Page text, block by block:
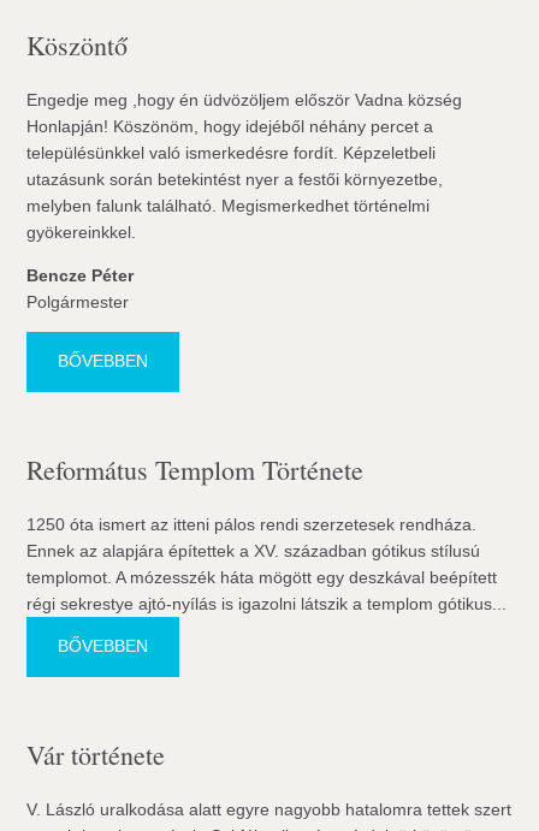
Köszöntő
Engedje meg ,hogy én üdvözöljem először Vadna község
Honlapján! Köszönöm, hogy idejéből néhány percet a
településünkkel való ismerkedésre fordít. Képzeletbeli
utazásunk során betekintést nyer a festői környezetbe,
melyben falunk található. Megismerkedhet történelmi
gyökereinkkel.
Bencze Péter
Polgármester
BŐVEBBEN
Református Templom Története
1250 óta ismert az itteni pálos rendi szerzetesek rendháza.
Ennek az alapjára építettek a XV. században gótikus stílusú
templomot. A mózesszék háta mögött egy deszkával beépített
régi sekrestye ajtó-nyílás is igazolni látszik a templom gótikus...
BŐVEBBEN
Vár története
V. László uralkodása alatt egyre nagyobb hatalomra tettek szert